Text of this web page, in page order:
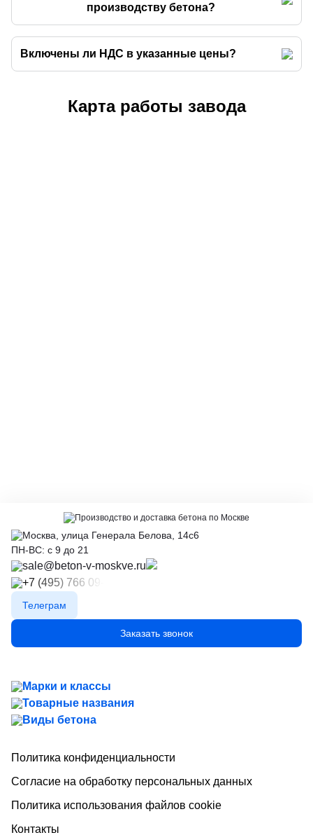
производству бетона?
Включены ли НДС в указанные цены?
Карта работы завода
Производство и доставка бетона по Москве
Москва, улица Генерала Белова, 14с6
ПН-ВС: с 9 до 21
sale@beton-v-moskve.ru
+7 (495) 766 09-91
Телеграм
Заказать звонок
Марки и классы
Товарные названия
Виды бетона
Политика конфиденциальности
Согласие на обработку персональных данных
Политика использования файлов cookie
Контакты